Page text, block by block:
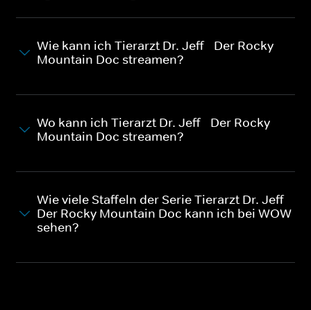
Wie kann ich Tierarzt Dr. Jeff - Der Rocky
Mountain Doc streamen?
Wo kann ich Tierarzt Dr. Jeff - Der Rocky
Mountain Doc streamen?
Wie viele Staffeln der Serie Tierarzt Dr. Jeff -
Der Rocky Mountain Doc kann ich bei WOW
sehen?